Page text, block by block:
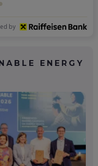
by
ENERGY